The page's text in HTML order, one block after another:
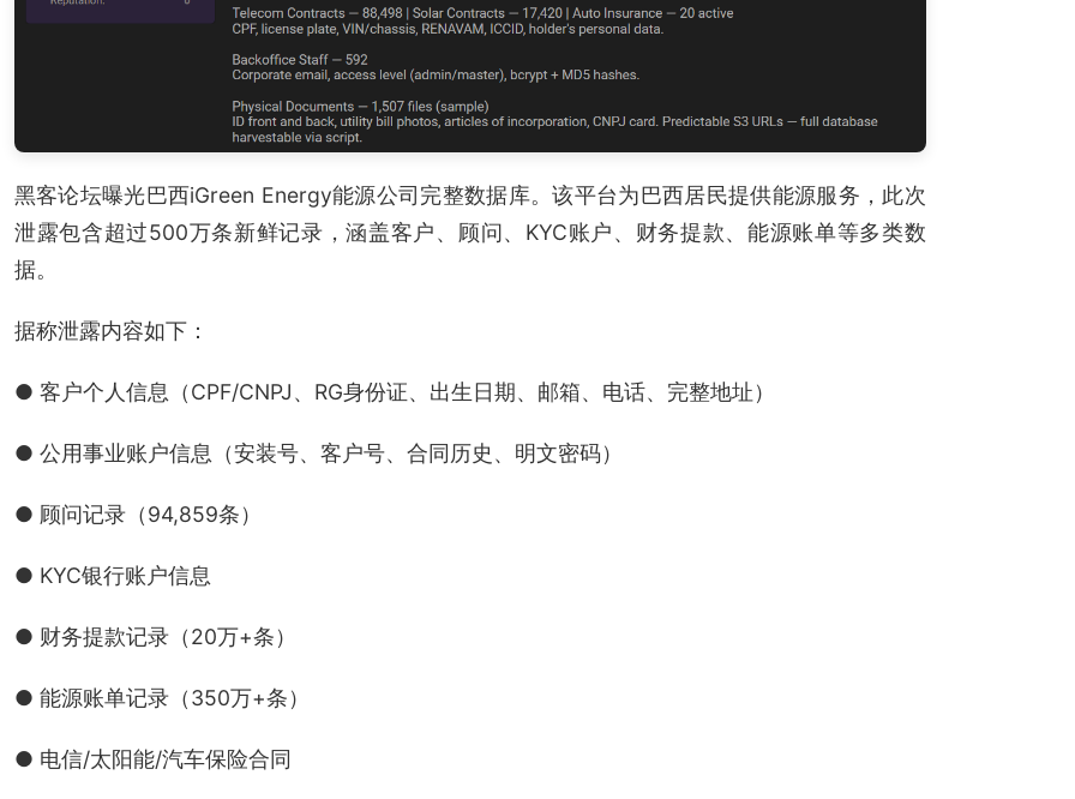
黑客论坛曝光巴西iGreen Energy能源公司完整数据库。该平台为巴西居民提供能源服务，此次
泄露包含超过500万条新鲜记录，涵盖客户、顾问、KYC账户、财务提款、能源账单等多类数
据。
据称泄露内容如下：
● 客户个人信息（CPF/CNPJ、RG身份证、出生日期、邮箱、电话、完整地址）
● 公用事业账户信息（安装号、客户号、合同历史、明文密码）
● 顾问记录（94,859条）
● KYC银行账户信息
● 财务提款记录（20万+条）
● 能源账单记录（350万+条）
● 电信/太阳能/汽车保险合同